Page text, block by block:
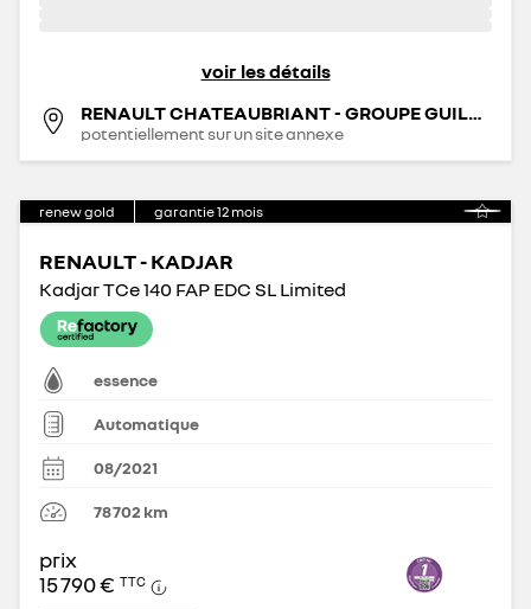
voir les détails
RENAULT CHATEAUBRIANT - GROUPE GUILMAULT
potentiellement sur un site annexe
renew gold garantie12 mois
RENAULT - KADJAR
Kadjar TCe 140 FAP EDC SL Limited
essence
Automatique
08/2021
78 702 km
prix
15 790 € TTC